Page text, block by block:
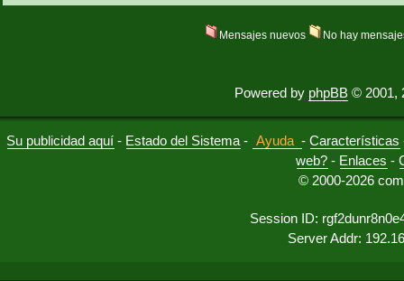
Mensajes nuevos No hay
Powered by phpBB © 2001,
Su publicidad aquí - Estado del Sistema - Ayuda -Características
web? - Enlaces -
© 2000-2026
Session ID:
Server Addr: